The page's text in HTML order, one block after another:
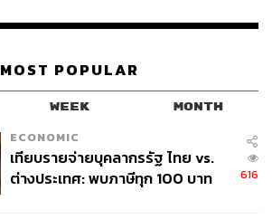
MOST POPULAR
WEEK MONTH
ECONOMIC
เทียบรายจ่ายบุคลากรรัฐ ไทย vs.
ต่างประเทศ: พบภาษีทุก 100 บาท
616